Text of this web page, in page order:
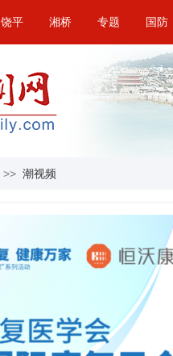
饶平 湘桥 专题 国防
>> 潮视频